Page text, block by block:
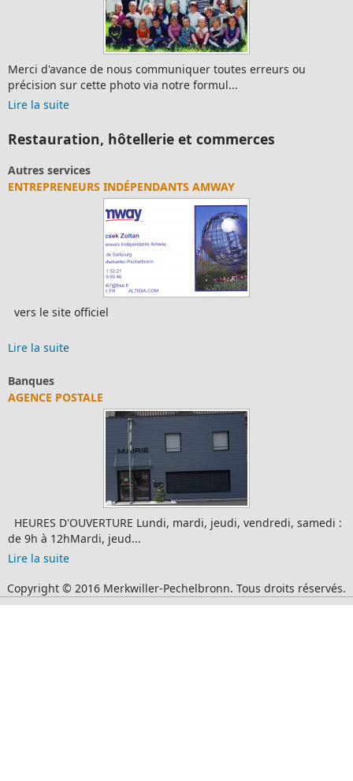
Merci d'avance de nous communiquer toutes erreurs ou
précision sur cette photo via notre formul...
Lire la suite
Restauration, hôtellerie et commerces
Autres services
ENTREPRENEURS INDÉPENDANTS AMWAY
vers le site officiel
Lire la suite
Banques
AGENCE POSTALE
HEURES D'OUVERTURE Lundi, mardi, jeudi, vendredi, samedi :
de 9h à 12hMardi, jeud...
Lire la suite
Copyright © 2016 Merkwiller-Pechelbronn. Tous droits réservés.